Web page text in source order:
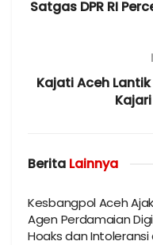
Satgas DPR RI
Kajati Aceh
Berita Lainnya
Kesbangpol Aceh
Agen Perdamaian
Hoaks dan Intoleransi